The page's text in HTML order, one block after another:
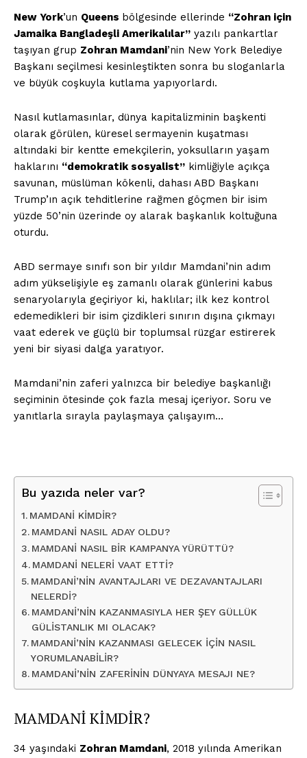
New York’un Queens bölgesinde ellerinde “Zohran için
Jamaika Bangladeşli Amerikalılar” yazılı pankartlar
taşıyan grup Zohran Mamdani’nin New York Belediye
Başkanı seçilmesi kesinleştikten sonra bu sloganlarla
ve büyük coşkuyla kutlama yapıyorlardı.
Nasıl kutlamasınlar, dünya kapitalizminin başkenti
olarak görülen, küresel sermayenin kuşatması
altındaki bir kentte emekçilerin, yoksulların yaşam
haklarını “demokratik sosyalist” kimliğiyle açıkça
savunan, müslüman kökenli, dahası ABD Başkanı
Trump’ın açık tehditlerine rağmen göçmen bir isim
yüzde 50’nin üzerinde oy alarak başkanlık koltuğuna
oturdu.
ABD sermaye sınıfı son bir yıldır Mamdani’nin adım
adım yükselişiyle eş zamanlı olarak günlerini kabus
senaryolarıyla geçiriyor ki, haklılar; ilk kez kontrol
edemedikleri bir isim çizdikleri sınırın dışına çıkmayı
vaat ederek ve güçlü bir toplumsal rüzgar estirerek
yeni bir siyasi dalga yaratıyor.
Mamdani’nin zaferi yalnızca bir belediye başkanlığı
seçiminin ötesinde çok fazla mesaj içeriyor. Soru ve
yanıtlarla sırayla paylaşmaya çalışayım…
Bu yazıda neler var?
MAMDANİ KİMDİR?
MAMDANİ NASIL ADAY OLDU?
MAMDANİ NASIL BİR KAMPANYA YÜRÜTTÜ?
MAMDANİ NELERİ VAAT ETTİ?
MAMDANİ’NİN AVANTAJLARI VE DEZAVANTAJLARI
NELERDİ?
MAMDANİ’NİN KAZANMASIYLA HER ŞEY GÜLLÜK
GÜLİSTANLIK MI OLACAK?
MAMDANİ’NİN KAZANMASI GELECEK İÇİN NASIL
YORUMLANABİLİR?
MAMDANİ’NİN ZAFERİNİN DÜNYAYA MESAJI NE?
MAMDANİ KİMDİR?
34 yaşındaki Zohran Mamdani, 2018 yılında Amerikan